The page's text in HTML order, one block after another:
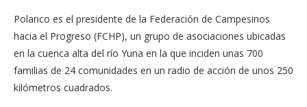
Polanco es el presidente de la Federación de Campesinos
hacia el Progreso (FCHP), un grupo de asociaciones ubicadas
en la cuenca alta del río Yuna en la que inciden unas 700
familias de 24 comunidades en un radio de acción de unos 250
kilómetros cuadrados.